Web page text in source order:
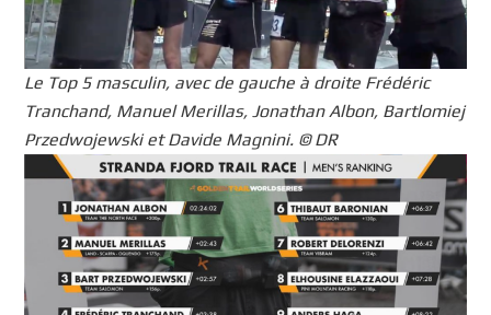
Le Top 5 masculin, avec de gauche à droite Frédéric
Tranchand, Manuel Merillas, Jonathan Albon, Bartlomiej
Przedwojewski et Davide Magnini. © DR